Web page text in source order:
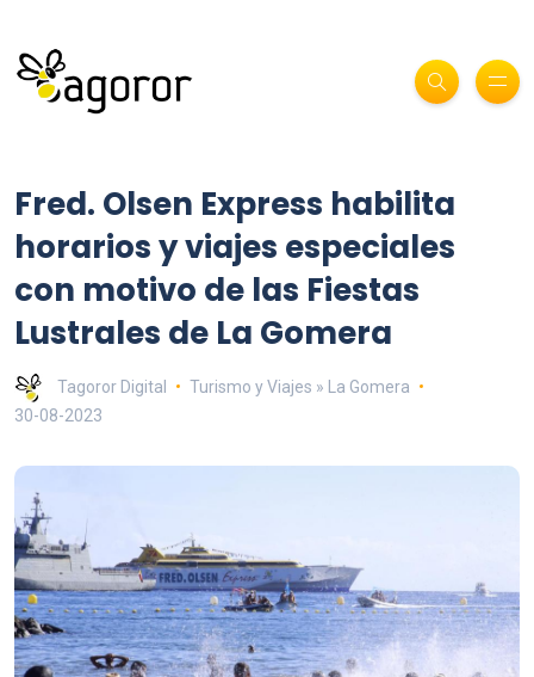
Fred. Olsen Express habilita
horarios y viajes especiales
con motivo de las Fiestas
Lustrales de La Gomera
Tagoror Digital
Turismo y Viajes » La Gomera
30-08-2023